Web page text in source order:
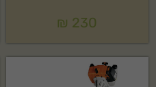
₪ 230